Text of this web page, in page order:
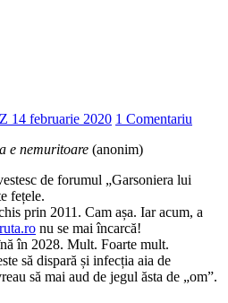
14 februarie 2020 1 Comentariu
e nemuritoare (anonim)
de forumul „Garsoniera lui
fețele.
prin 2011. Cam așa. Iar acum, a
nu se mai încarcă!
în 2028. Mult. Foarte mult.
să dispară și infecția aia de
să mai aud de jegul ăsta de „om”.